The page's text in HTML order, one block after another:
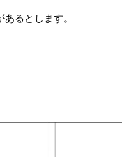
るとします。